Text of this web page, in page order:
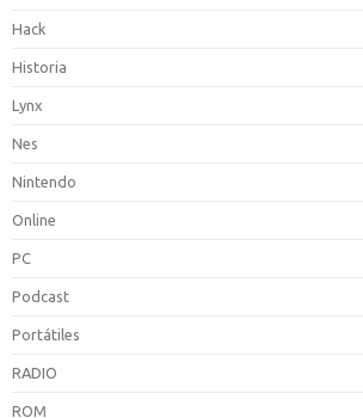
Hack
Historia
Lynx
Nes
Nintendo
Online
PC
Podcast
Portátiles
RADIO
ROM